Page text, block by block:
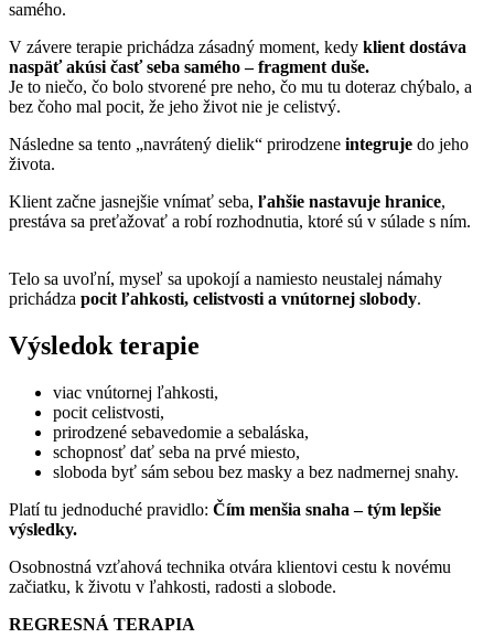
samého.
V závere terapie prichádza zásadný moment, kedy klient dostáva
naspäť akúsi časť seba samého – fragment duše.
Je to niečo, čo bolo stvorené pre neho, čo mu tu doteraz chýbalo, a
bez čoho mal pocit, že jeho život nie je celistvý.
Následne sa tento „navrátený dielik“ prirodzene integruje do jeho
života.
Klient začne jasnejšie vnímať seba, ľahšie nastavuje hranice,
prestáva sa preťažovať a robí rozhodnutia, ktoré sú v súlade s ním.
Telo sa uvoľní, myseľ sa upokojí a namiesto neustalej námahy
prichádza pocit ľahkosti, celistvosti a vnútornej slobody.
Výsledok terapie
viac vnútornej ľahkosti,
pocit celistvosti,
prirodzené sebavedomie a sebaláska,
schopnosť dať seba na prvé miesto,
sloboda byť sám sebou bez masky a bez nadmernej snahy.
Platí tu jednoduché pravidlo: Čím menšia snaha – tým lepšie
výsledky.
Osobnostná vzťahová technika otvára klientovi cestu k novému
začiatku, k životu v ľahkosti, radosti a slobode.
REGRESNÁ TERAPIA